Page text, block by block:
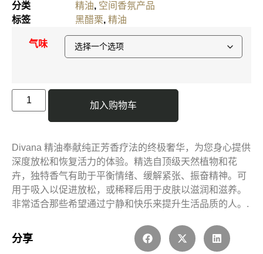
分类
精油, 空间香氛产品
标签
黑醋栗, 精油
气味
加入购物车
Divana 精油奉献纯正芳香疗法的终极奢华，为您身心提供
深度放松和恢复活力的体验。精选自顶级天然植物和花
卉，独特香气有助于平衡情绪、缓解紧张、振奋精神。可
用于吸入以促进放松，或稀释后用于皮肤以滋润和滋养。
非常适合那些希望通过宁静和快乐来提升生活品质的人。.
分享